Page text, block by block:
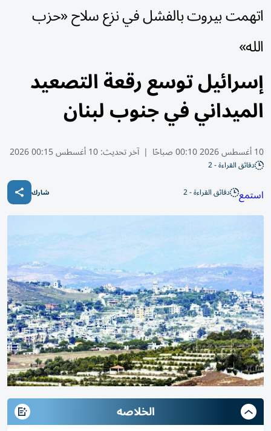
اتهمت بيروت بالفشل في نزع سلاح «حزب
الله»
إسرائيل توسع رقعة التصعيد
الميداني في جنوب لبنان
10 أغسطس 2026 00:10 صباحًا | آخر تحديث:10 أغسطس 00:15 2026
دقائق القراءة - 2
استمع دقائق القراءة - 2 شارك
الخلاصه